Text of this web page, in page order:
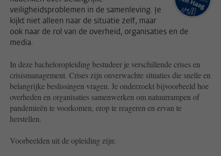
veiligheidsproblemen in de samenleving. Je
kijkt niet alleen naar de situatie zelf, maar
ook naar de rol van de overheid, organisaties en de
media.
In deze bacheloropleiding bestudeer je verschillende crises en
crisismanagement. Crises zijn onverwachte situaties die snelle en
belangrijke beslissingen vragen. Je onderzoekt bijvoorbeeld hoe
overheden en organisaties samenwerken om natuurrampen of
pandemieën te voorkomen, erop te reageren en ervan te
herstellen.
Voorbeelden uit de opleiding zijn: